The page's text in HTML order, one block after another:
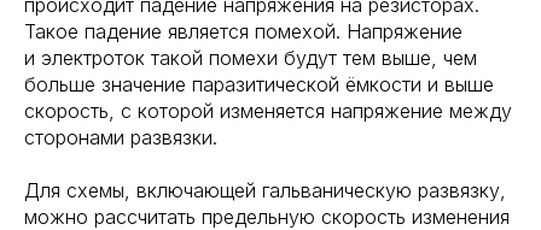
происходит падение напряжения на резисторах.
Такое падение является помехой. Напряжение
и электроток такой помехи будут тем выше, чем
больше значение паразитической ёмкости и выше
скорость, с которой изменяется напряжение между
сторонами развязки.
Для схемы, включающей гальваническую развязку,
можно рассчитать предельную скорость изменения